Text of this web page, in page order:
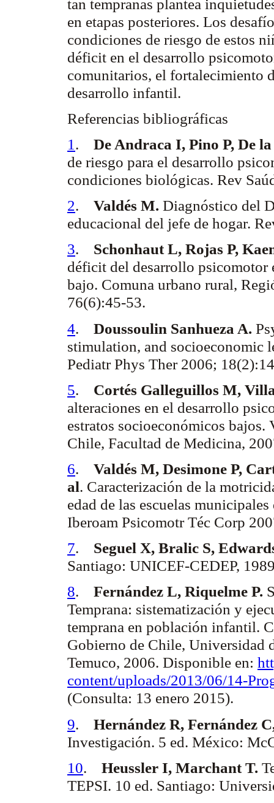
tan tempranas plantea
en etapas posteriores. Los
condiciones de riesgo de estos
déficit en el desarrollo
comunitarios, el fortalecimiento
desarrollo infantil.
Referencias bibliográficas
1 . De Andraca I, Pino P, De
de riesgo para el desarrollo
condiciones biológicas. Rev
2. Valdés M. Diagnóstico del
educacional del jefe de hogar.
3. SchonhautL, Rojas P,
déficit del desarrollo psicomotor
bajo. Comuna urbano rural,
76(6):45-53.
4. Doussoulin Sanhueza A.
stimulation, and socioeconomic
Pediatr Phys Ther2006;
5. Cortés Galleguillos M,
alteraciones en el desarrollo
estratos socioeconómicos
Chile, Facultad de Medicina,
6. Valdés M, Desimone P,
al. Caracterización de la
edad de las escuelas
Iberoam Psicomotr Téc Corp
7. Seguel X, Bralic S,
Santiago: UNICEF-CEDEP,
8. Fernández L, Riquelme P.
Temprana: sistematización y
temprana en población infantil.
Gobierno de Chile, Universidad
Temuco, 2006. Disponible en:
content/uploads/2013/06/14-
(Consulta: 13 enero 2015).
9. Hernández R, Fernández
Investigación. 5 ed. México:
10. Heussler I, MarchantT.
TEPSI. 10 ed. Santiago: